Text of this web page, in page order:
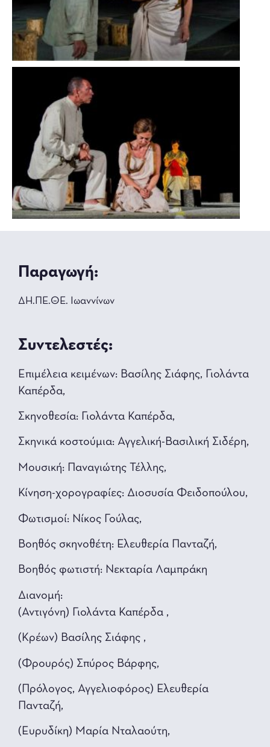
Παραγωγή:
ΔΗ.ΠΕ.ΘΕ. Ιωαννίνων
Συντελεστές:
Επιμέλεια κειμένων: Βασίλης Σιάφης, Γιολάντα
Καπέρδα,
Σκηνοθεσία: Γιολάντα Καπέρδα,
Σκηνικά κοστούμια: Αγγελική-Βασιλική Σιδέρη,
Μουσική: Παναγιώτης Τέλλης,
Κίνηση-χορογραφίες: Διοσυσία Φειδοπούλου,
Φωτισμοί: Νίκος Γούλας,
Βοηθός σκηνοθέτη: Ελευθερία Πανταζή,
Βοηθός φωτιστή: Νεκταρία Λαμπράκη
Διανομή:
(Αντιγόνη) Γιολάντα Καπέρδα ,
(Κρέων) Βασίλης Σιάφης ,
(Φρουρός) Σπύρος Βάρφης,
(Πρόλογος, Αγγελιοφόρος) Ελευθερία
Πανταζή,
(Ευρυδίκη) Μαρία Νταλαούτη,